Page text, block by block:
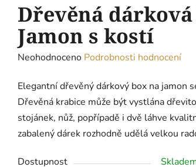
Dřevěná
Jamon s kostí
Průměrné
produktu
je
0,0
z
Neohodnoceno Podrobnosti hodnocení
Elegantní dřevěný dárkový box na jamon
Dřevěná krabice může být vystlána
stojánek, nůž, popřípadě i dvě láhve
zabalený dárek rozhodně udělá velkou
Dostupnost